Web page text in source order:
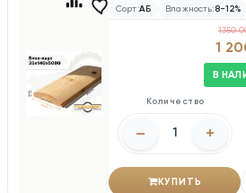
Сорт:АБ Влажность: 8-12%
1
В
Количество
– +
КУПИТЬ